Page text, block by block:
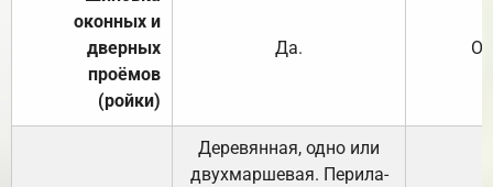
оконных и
дверных
проёмов
(ройки)
Да.
Деревянная, одно или
двухмаршевая. Перила-